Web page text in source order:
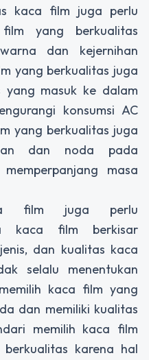
kaca film juga perlu
yang berkualitas
dan kejernihan
yang berkualitas juga
yang masuk ke dalam
konsumsi AC
yang berkualitas juga
dan noda pada
masa
film juga perlu
kaca film berkisar
dan kualitas kaca
selalu menentukan
kaca film yang
dan memiliki kualitas
memilih kaca film
karena hal